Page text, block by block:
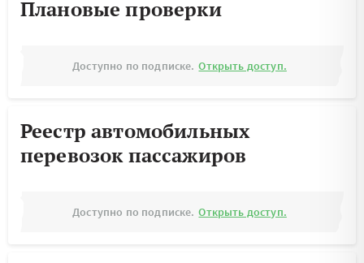
Плановые проверки
Доступно по подписке. Открыть доступ.
Реестр автомобильных
перевозок пассажиров
Доступно по подписке. Открыть доступ.